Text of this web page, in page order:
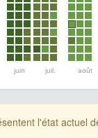
juin juil. août
l'état actuel